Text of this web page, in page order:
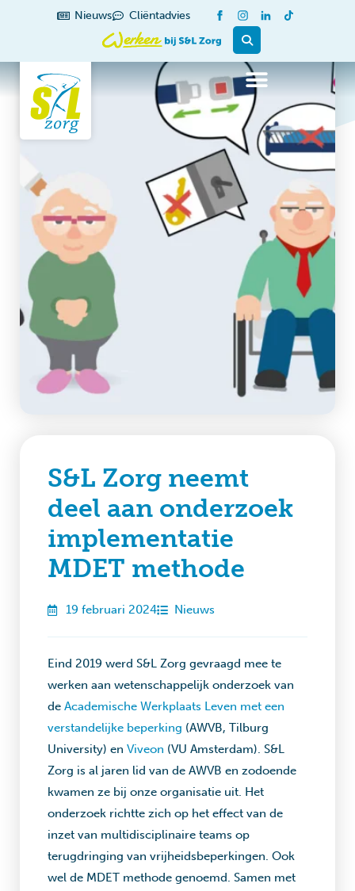
Nieuws Cliëntadvies
S&L Zorg neemt
deel aan onderzoek
implementatie
MDET methode
19 februari 2024 Nieuws
Eind 2019 werd S&L Zorg gevraagd mee te
werken aan wetenschappelijk onderzoek van
de Academische Werkplaats Leven met een
verstandelijke beperking (AWVB, Tilburg
University) en Viveon (VU Amsterdam). S&L
Zorg is al jaren lid van de AWVB en zodoende
kwamen ze bij onze organisatie uit. Het
onderzoek richtte zich op het effect van de
inzet van multidisciplinaire teams op
terugdringing van vrijheidsbeperkingen. Ook
wel de MDET methode genoemd. Samen met